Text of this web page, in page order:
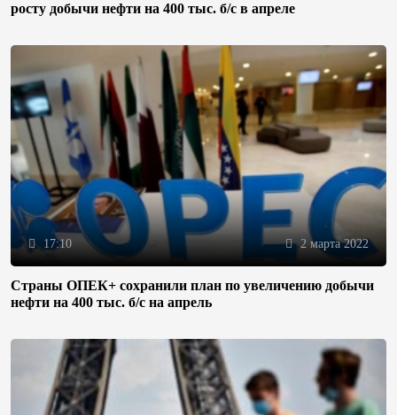
росту добычи нефти на 400 тыс. б/с в апреле
17:10 2 марта 2022
Страны ОПЕК+ сохранили план по увеличению добычи
нефти на 400 тыс. б/с на апрель